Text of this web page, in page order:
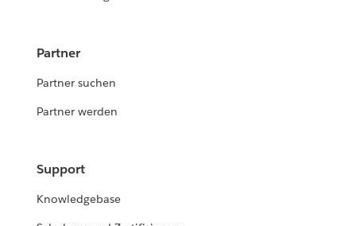
Partner
Partner suchen
Partner werden
Support
Knowledgebase